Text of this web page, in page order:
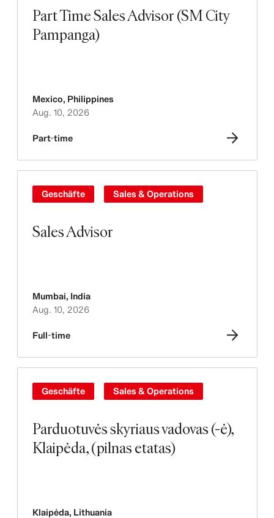
Part Time Sales Advisor (SM City
Pampanga)
Mexico, Philippines
Aug. 10, 2026
Part-time
Sales Advisor
Geschäfte Sales & Operations
Mumbai, India
Aug. 10, 2026
Full-time
Parduotuvės skyriaus vadovas (-ė),
Klaipėda, (pilnas etatas)
Geschäfte Sales & Operations
Klaipėda, Lithuania